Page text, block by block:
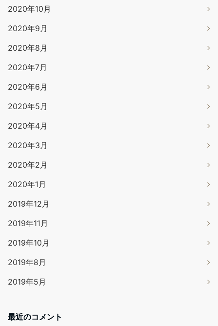
2020年10月
2020年9月
2020年8月
2020年7月
2020年6月
2020年5月
2020年4月
2020年3月
2020年2月
2020年1月
2019年12月
2019年11月
2019年10月
2019年8月
2019年5月
最近のコメント